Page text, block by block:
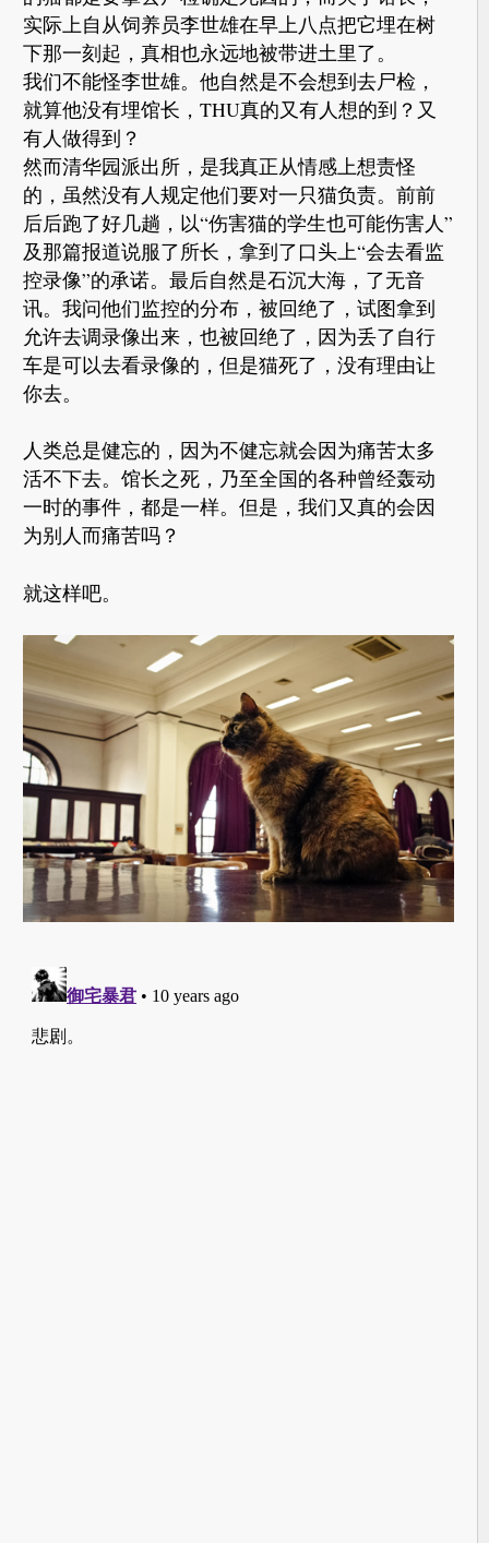
实际上自从饲养员李世雄在早上八点把它埋在树
下那一刻起，真相也永远地被带进土里了。
我们不能怪李世雄。他自然是不会想到去尸检，
就算他没有埋馆长，THU真的又有人想的到？又
有人做得到？
然而清华园派出所，是我真正从情感上想责怪
的，虽然没有人规定他们要对一只猫负责。前前
后后跑了好几趟，以“伤害猫的学生也可能伤害人”
及那篇报道说服了所长，拿到了口头上“会去看监
控录像”的承诺。最后自然是石沉大海，了无音
讯。我问他们监控的分布，被回绝了，试图拿到
允许去调录像出来，也被回绝了，因为丢了自行
车是可以去看录像的，但是猫死了，没有理由让
你去。
人类总是健忘的，因为不健忘就会因为痛苦太多
活不下去。馆长之死，乃至全国的各种曾经轰动
一时的事件，都是一样。但是，我们又真的会因
为别人而痛苦吗？
就这样吧。